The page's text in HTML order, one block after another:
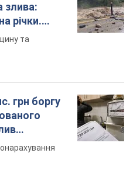
злива:
річки.
та
грн боргу